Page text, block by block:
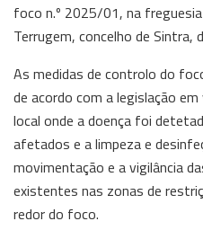
foco n.º 2025/01, na
Terrugem, concelho de Sintra,
As medidas de controlo do
de acordo com a legislação
local onde a doença foi
afetados e a limpeza e
movimentação e a vigilância
existentes nas zonas de
redor do foco.